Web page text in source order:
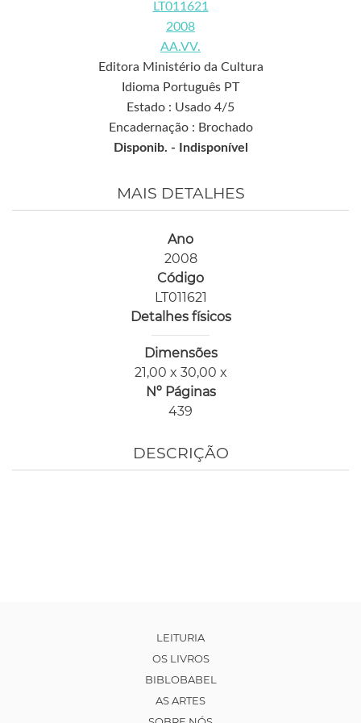
LT011621
2008
AA.VV.
Editora Ministério da Cultura
Idioma Português PT
Estado : Usado 4/5
Encadernação : Brochado
Disponib. -
Indisponível
MAIS DETALHES
Ano
2008
Código
LT011621
Detalhes físicos
Dimensões
21,00 x 30,00 x
Nº Páginas
439
DESCRIÇÃO
LEITURIA
OS LIVROS
BIBLOBABEL
AS ARTES